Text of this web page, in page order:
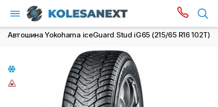
Автошина Yokohama iceGuard Stud iG65 (215/65 R16 102T)